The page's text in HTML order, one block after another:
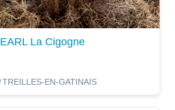
EARL La Cigogne
TREILLES-EN-GATINAIS